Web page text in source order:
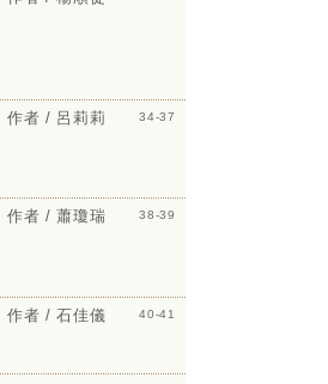
作者 / 呂莉莉 34-37
作者 / 蕭瓊瑞 38-39
作者 / 石佳儀 40-41